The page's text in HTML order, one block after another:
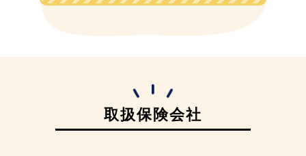
取扱保険会社